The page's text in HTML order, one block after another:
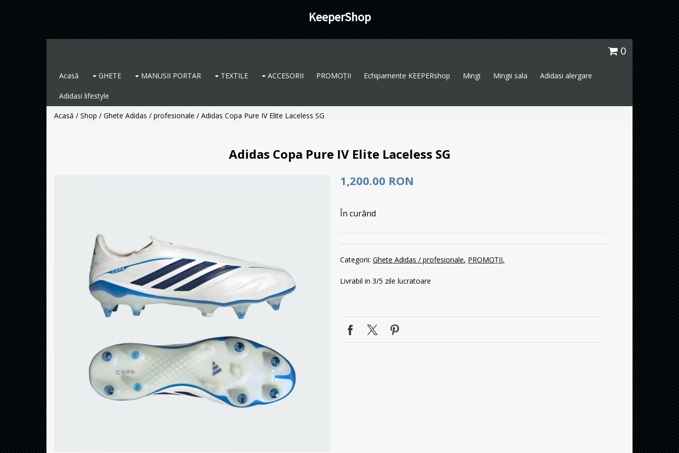
KeeperShop
0
Acasă GHETE MANUSII PORTAR TEXTILE ACCESORII PROMOȚII Echipamente KEEPERshop Mingi Mingii sala Adidasi alergare
Adidasi lifestyle
Acasă / Shop / Ghete Adidas / profesionale / Adidas Copa Pure IV Elite Laceless SG
Adidas Copa Pure IV Elite Laceless SG
1,200.00 RON
În curând
Categorii:Ghete Adidas / profesionale PROMOȚII
Livrabil in 3/5 zile lucratoare